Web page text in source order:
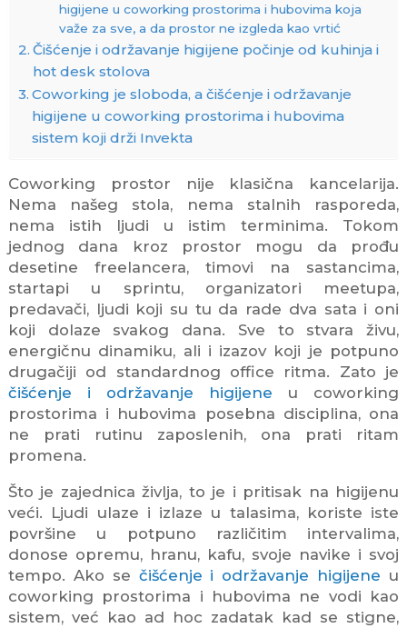
higijene u coworking prostorima i hubovima koja
važe za sve, a da prostor ne izgleda kao vrtić
Čišćenje i održavanje higijene počinje od kuhinja i
hot desk stolova
Coworking je sloboda, a čišćenje i održavanje
higijene u coworking prostorima i hubovima
sistem koji drži Invekta
Coworking prostor nije klasična kancelarija.
Nema našeg stola, nema stalnih rasporeda,
nema istih ljudi u istim terminima. Tokom
jednog dana kroz prostor mogu da prođu
desetine freelancera, timovi na sastancima,
startapi u sprintu, organizatori meetupa,
predavači, ljudi koji su tu da rade dva sata i oni
koji dolaze svakog dana. Sve to stvara živu,
energičnu dinamiku, ali i izazov koji je potpuno
drugačiji od standardnog office ritma. Zato je
čišćenje i održavanje higijene u coworking
prostorima i hubovima posebna disciplina, ona
ne prati rutinu zaposlenih, ona prati ritam
promena.
Što je zajednica življa, to je i pritisak na higijenu
veći. Ljudi ulaze i izlaze u talasima, koriste iste
površine u potpuno različitim intervalima,
donose opremu, hranu, kafu, svoje navike i svoj
tempo. Ako se čišćenje i održavanje higijene u
coworking prostorima i hubovima ne vodi kao
sistem, već kao ad hoc zadatak kad se stigne,